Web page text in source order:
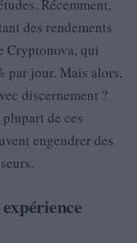
Récemment,
des rendements
Cryptonova, qui
par jour. Mais alors,
discernement ?
de ces
engendrer des